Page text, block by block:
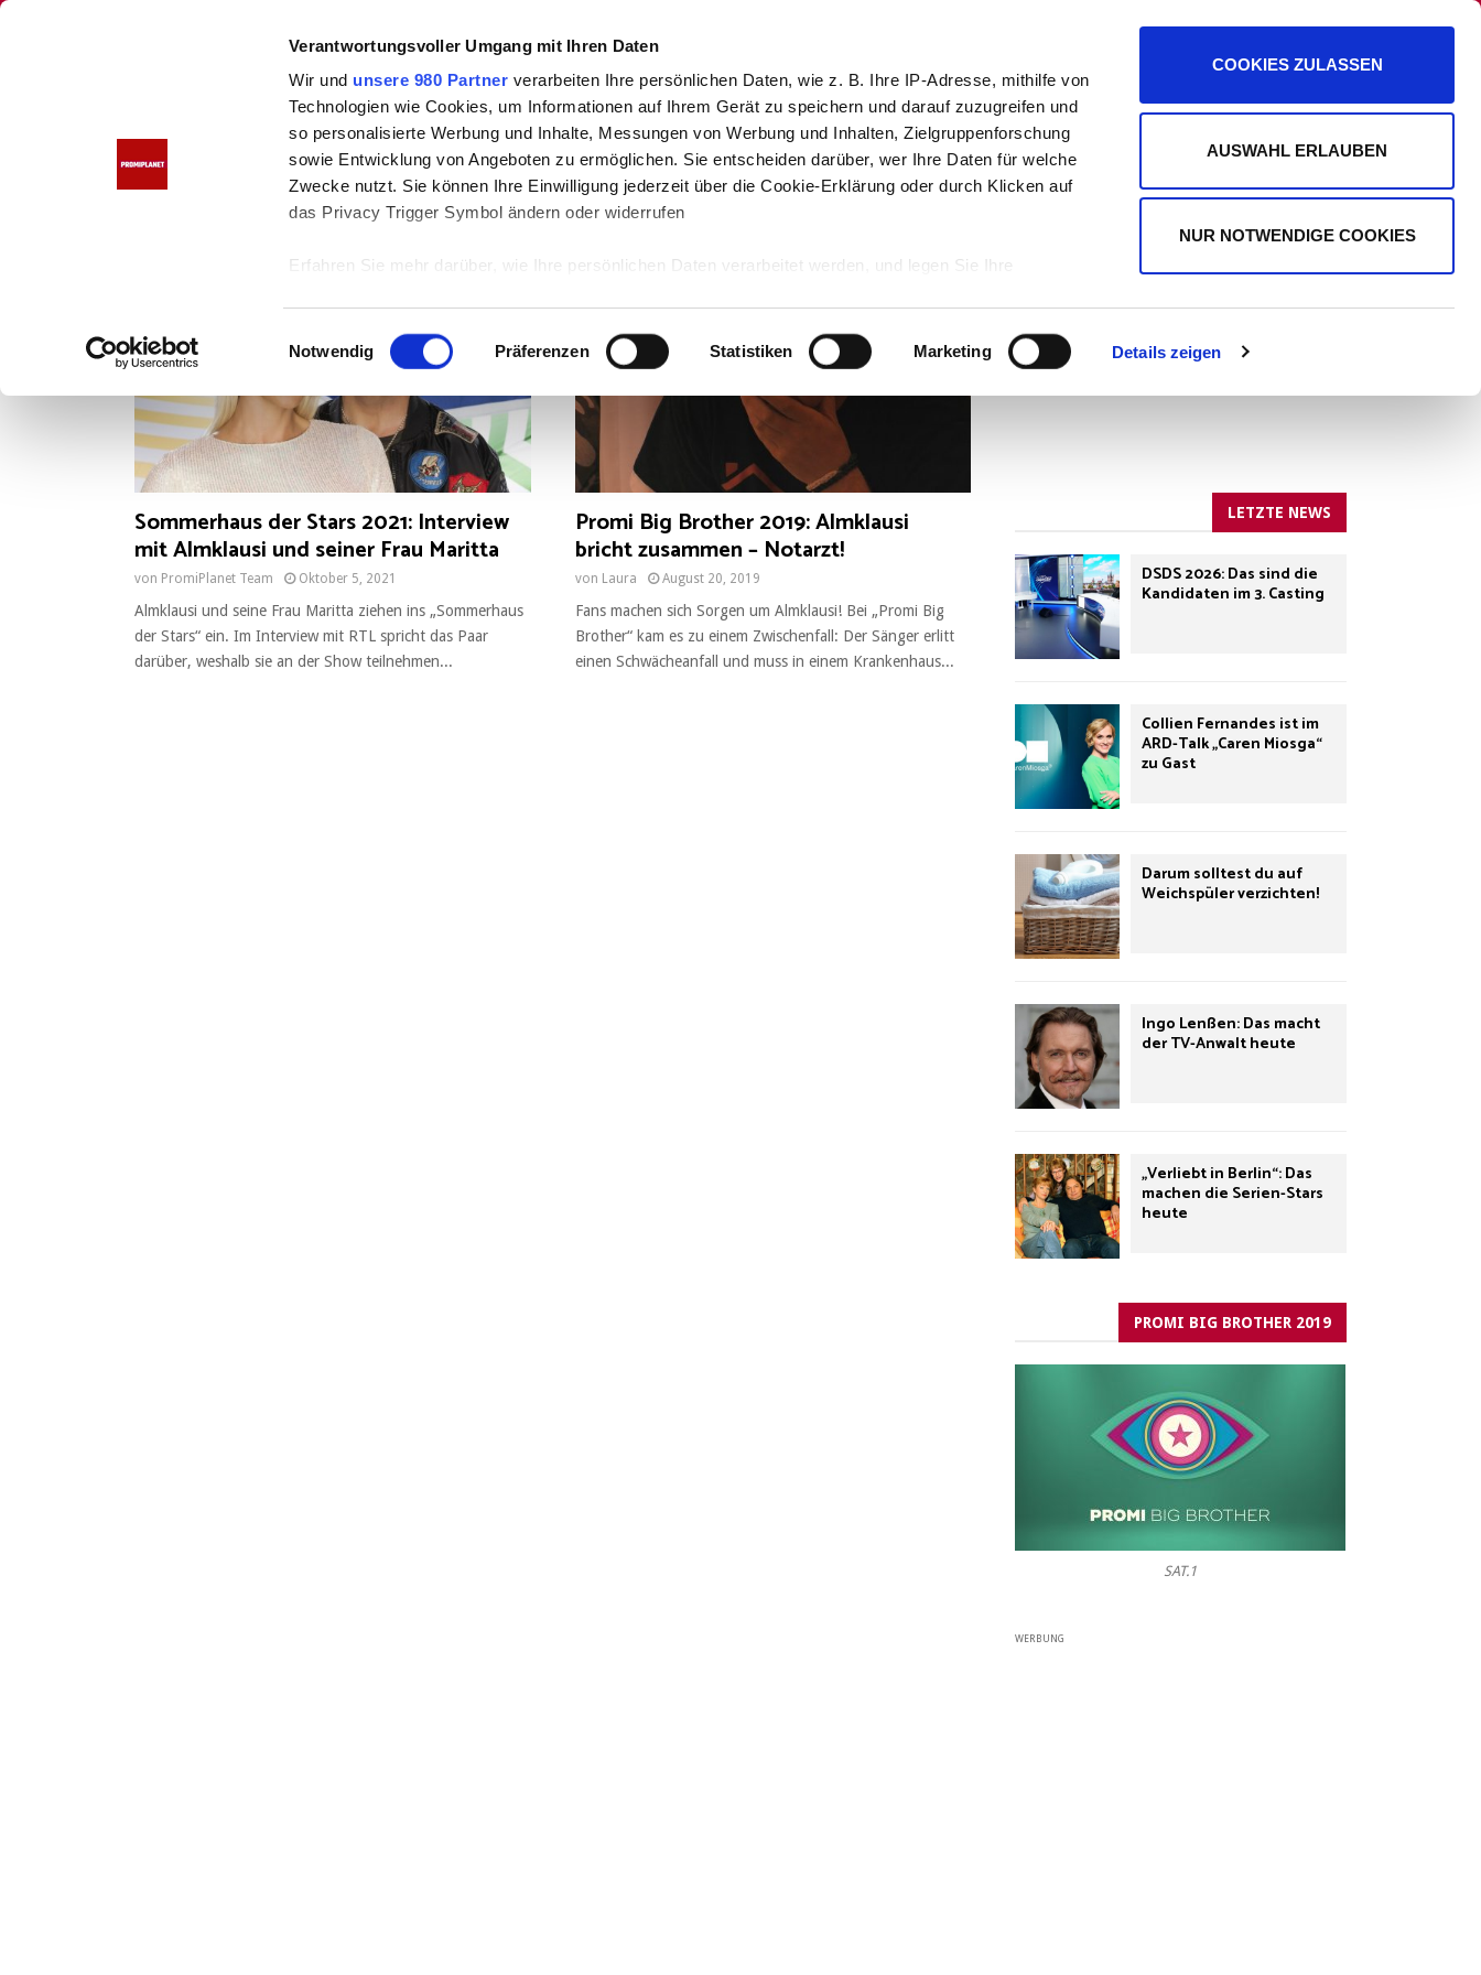
Verantwortungsvoller Umgang mit Ihren Daten
Wir und unsere 980 Partner verarbeiten Ihre persönlichen Daten, wie z. B. Ihre IP-Adresse, mithilfe von
Technologien wie Cookies, um Informationen auf Ihrem Gerät zu speichern und darauf zuzugreifen und
so personalisierte Werbung und Inhalte, Messungen von Werbung und Inhalten, Zielgruppenforschung
sowie Entwicklung von Angeboten zu ermöglichen. Sie entscheiden darüber, wer Ihre Daten für welche
Zwecke nutzt. Sie können Ihre Einwilligung jederzeit über die Cookie-Erklärung oder durch Klicken auf
das Privacy Trigger Symbol ändern oder widerrufen
Erfahren Sie mehr darüber, wie Ihre persönlichen Daten verarbeitet werden, und legen Sie Ihre
Wir verwenden Cookies, um Inhalte und Anzeigen zu personalisieren, Funktionen für soziale Medien
anbieten zu können und die Zugriffe auf unsere Website zu analysieren. Außerdem geben wir
Informationen zu Ihrer Verwendung unserer Website an unsere Partner für soziale Medien, Werbung
und Analysen weiter. Unsere Partner führen diese Informationen möglicherweise mit weiteren Daten
zusammen, die Sie ihnen bereitgestellt haben oder die sie im Rahmen Ihrer Nutzung der Dienste
gesammelt haben.
i
w
i
l
i
g
u
s
Notwendig Präferenzen Statistiken Marketing Details zeigen
COOKIES ZULASSEN
AUSWAHL ERLAUBEN
NUR NOTWENDIGE COOKIES
PROMIPLANET PROMIPLANET EXKLUSIV
Almklausi
Sommerhaus der Stars 2021: Interview
mit Almklausi und seiner Frau Maritta
von PromiPlanet Team Oktober 5, 2021
Almklausi und seine Frau Maritta ziehen ins „Sommerhaus
der Stars“ ein. Im Interview mit RTL spricht das Paar
darüber, weshalb sie an der Show teilnehmen...
Promi Big Brother 2019: Almklausi
bricht zusammen – Notarzt!
von Laura August 20, 2019
Fans machen sich Sorgen um Almklausi! Bei „Promi Big
Brother“ kam es zu einem Zwischenfall: Der Sänger erlitt
einen Schwächeanfall und muss in einem Krankenhaus...
WERBUNG
LETZTE NEWS
DSDS 2026: Das sind die
Kandidaten im 3. Casting
Collien Fernandes ist im
ARD-Talk „Caren Miosga“
zu Gast
Darum solltest du auf
Weichspüler verzichten!
Ingo Lenßen: Das macht
der TV-Anwalt heute
„Verliebt in Berlin“: Das
machen die Serien-Stars
heute
PROMI BIG BROTHER 2019
SAT.1
WERBUNG